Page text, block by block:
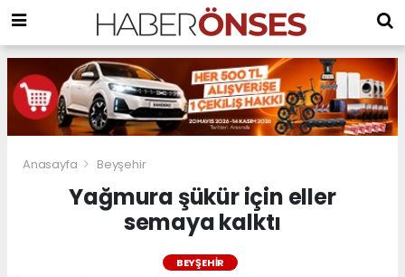
Anasayfa Beyşehir
Yağmura şükür için eller
semaya kalktı
BEYŞEHIR